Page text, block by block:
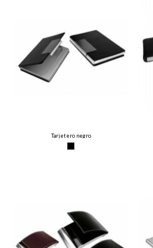
Tarjetero negro